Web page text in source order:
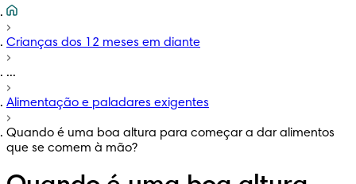
Crianças dos 12 meses em diante
...
Alimentação e paladares exigentes
Quando é uma boa altura para começar a dar alimentos
que se comem à mão?